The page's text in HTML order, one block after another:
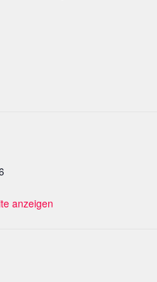
anzeigen